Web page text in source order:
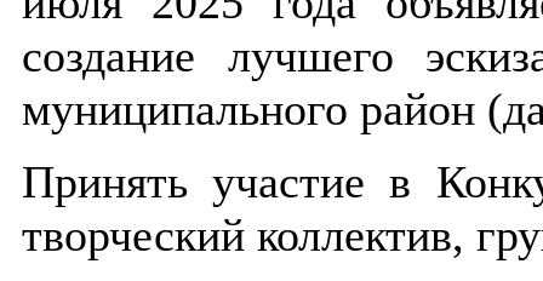
создание лучшего
муниципального район
Принять участие в
творческий коллектив,